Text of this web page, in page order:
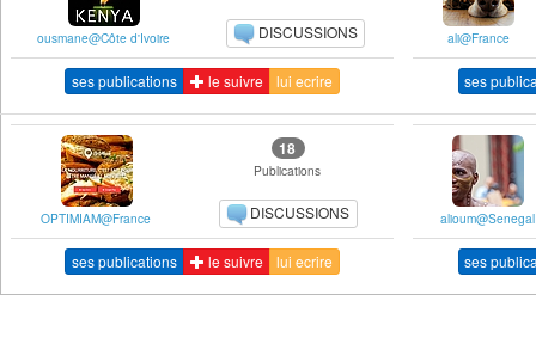
ousmane@Côte d'Ivoire DISCUSSIONS
ses publications le suivre lui ecrire
ali@France
ses
OPTIMIAM@France
18
Publications
DISCUSSIONS
ses publications le suivre lui ecrire
alioum@Senegal
ses